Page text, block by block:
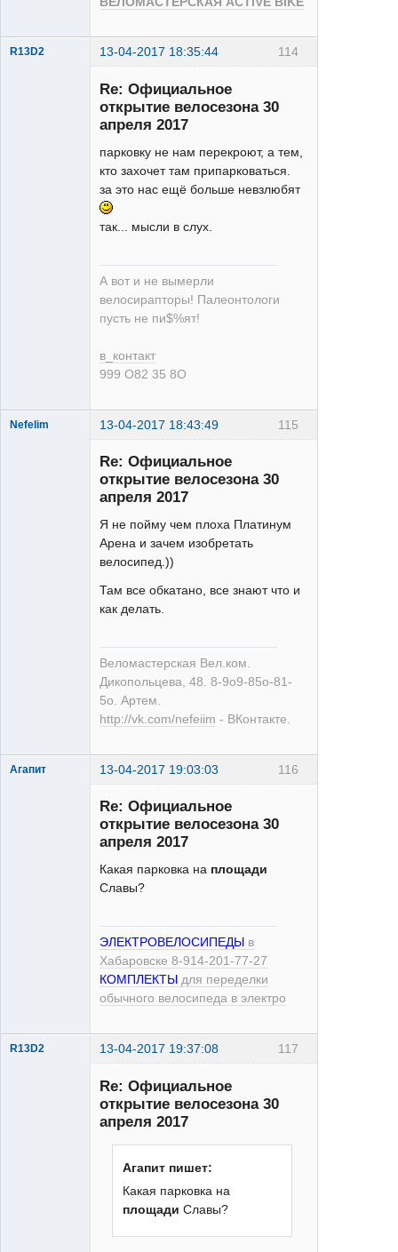
114
R13D2 13-04-2017 18:35:44
Re: Официальное
открытие велосезона 30
апреля 2017
парковку не нам перекроют, а тем,
кто захочет там припарковаться.
за это нас ещё больше невзлюбят
так... мысли в слух.
А вот и не вымерли
велосирапторы! Палеонтологи
пусть не пи$%ят!
в_контакт
999 О82 35 8О
115
Nefelim 13-04-2017 18:43:49
Re: Официальное
открытие велосезона 30
апреля 2017
Я не пойму чем плоха Платинум
Арена и зачем изобретать
велосипед.))
Там все обкатано, все знают что и
как делать.
Веломастерская Вел.ком.
Дикопольцева, 48. 8-9о9-85о-81-
5о. Артем.
http://vk.com/nefeiim - ВКонтакте.
116
Агапит 13-04-2017 19:03:03
ЭлектроЧелосипед
Re: Официальное
открытие велосезона 30
апреля 2017
Какая парковка на площади
Славы?
ЭЛЕКТРОВЕЛОСИПЕДЫ в
Хабаровске 8-914-201-77-27
КОМПЛЕКТЫ для переделки
обычного велосипеда в электро
117
R13D2 13-04-2017 19:37:08
Re: Официальное
открытие велосезона 30
апреля 2017
Агапит пишет:
Какая парковка на
площади Славы?